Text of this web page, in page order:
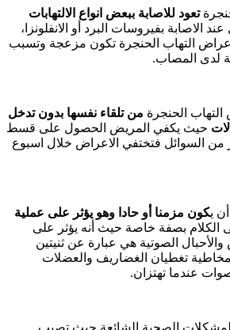
تعود للاصابة ببعض انواع الالتهابات
الاصابة بفيروسات البرد أو الانفلونزا،
التهاب الحنجرة تكون مزعجة وتسبب
لدى المصاب.
الحنجرة من تلقاء نفسها بدون تدخل
حيث يكفي المريض الحصول على قسط
من السوائل فتختفي الاعراض خلال اسبوع
يكون مزمنا أو حادا وهو يؤثر على عملية
الكلام بصفة خاصة حيث أنه يؤثر على
والأحبال الصوتية هي عبارة عن ثنيتين
تغطيان الغضاريف والعضلات
عندما تهتزان.
الصحية الشائعة حيث تصيب